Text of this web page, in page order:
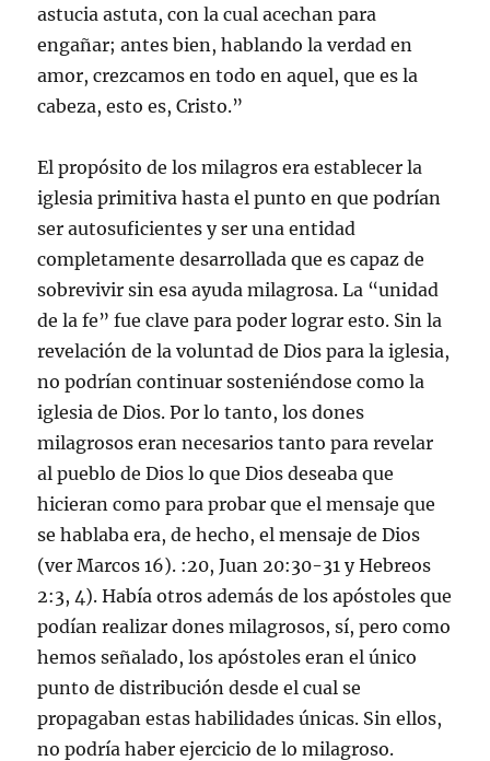
astucia astuta, con la cual acechan para
engañar; antes bien, hablando la verdad en
amor, crezcamos en todo en aquel, que es la
cabeza, esto es, Cristo.”
El propósito de los milagros era establecer la
iglesia primitiva hasta el punto en que podrían
ser autosuficientes y ser una entidad
completamente desarrollada que es capaz de
sobrevivir sin esa ayuda milagrosa. La “unidad
de la fe” fue clave para poder lograr esto. Sin la
revelación de la voluntad de Dios para la iglesia,
no podrían continuar sosteniéndose como la
iglesia de Dios. Por lo tanto, los dones
milagrosos eran necesarios tanto para revelar
al pueblo de Dios lo que Dios deseaba que
hicieran como para probar que el mensaje que
se hablaba era, de hecho, el mensaje de Dios
(ver Marcos 16). :20, Juan 20:30-31 y Hebreos
2:3, 4). Había otros además de los apóstoles que
podían realizar dones milagrosos, sí, pero como
hemos señalado, los apóstoles eran el único
punto de distribución desde el cual se
propagaban estas habilidades únicas. Sin ellos,
no podría haber ejercicio de lo milagroso.